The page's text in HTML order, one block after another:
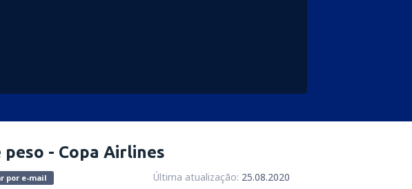
peso - Copa Airlines
por e-mail Última atualização: 25.08.2020